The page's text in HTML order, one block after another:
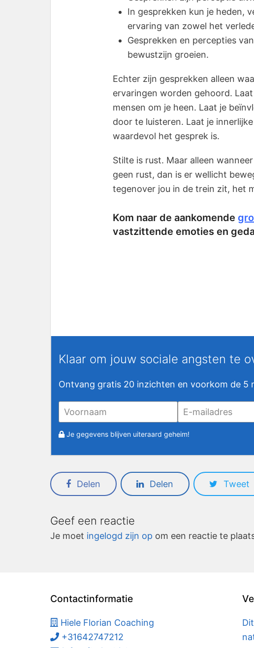
In gesprekken kun je heden,
ervaring van zowel het
Gesprekken en percepties
bewustzijn groeien.
Echter zijn gesprekken alleen
ervaringen worden gehoord.
mensen om je heen. Laat je
door te luisteren. Laat je
waardevol het gesprek is.
Stilte is rust. Maar alleen
geen rust, dan is er wellicht
tegenover jou in de trein zit, het
Kom naar de aankomende
vastzittende emoties en
Klaar om jouw sociale angsten te
Ontvang gratis 20 inzichten en voorkom de 5
Je gegevens blijven uiteraard geheim!
Delen Delen Tweet
Geef een reactie
Je moet ingelogd zijn op om een reactie te
Contactinformatie
Hiele Florian Coaching
+31642747212